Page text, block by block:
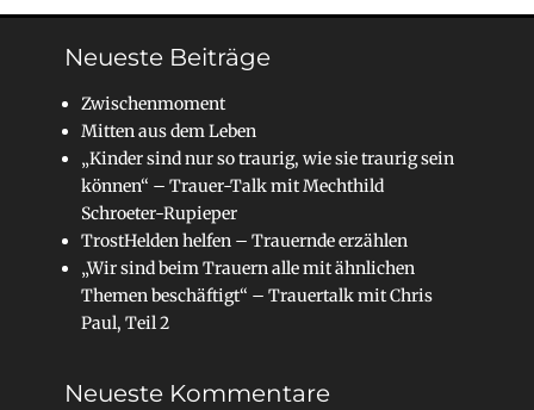
Neueste Beiträge
Zwischenmoment
Mitten aus dem Leben
„Kinder sind nur so traurig, wie sie traurig sein
können“ – Trauer-Talk mit Mechthild
Schroeter-Rupieper
TrostHelden helfen – Trauernde erzählen
„Wir sind beim Trauern alle mit ähnlichen
Themen beschäftigt“ – Trauertalk mit Chris
Paul, Teil 2
Neueste Kommentare